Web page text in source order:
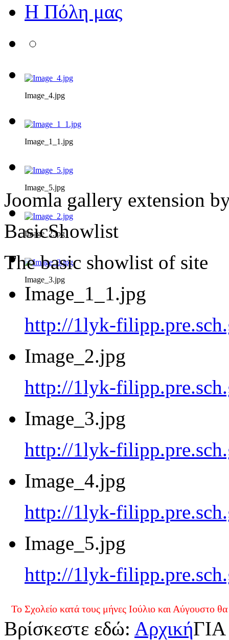
Η Πόλη μας
Image_4.jpg
Image_1_1.jpg
Image_5.jpg
Image_2.jpg
Image_3.jpg
Joomla gallery extension
BasicShowlist
The basic showlist of site
Image_1_1.jpg
http://1lyk-
Image_2.jpg
http://1lyk-
Image_3.jpg
http://1lyk-
Image_4.jpg
http://1lyk-
Image_5.jpg
http://1lyk-
κατά τους μήνες Ιούλιο και Αύγουστο θα είναι
Βρίσκεστε εδώ: Αρχική